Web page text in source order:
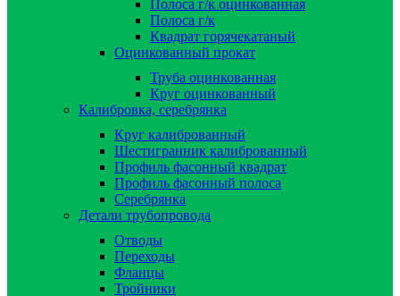
Полоса г/к оцинкованная
Полоса г/к
Квадрат горячекатаный
Оцинкованный прокат
Труба оцинкованная
Круг оцинкованный
Калибровка, серебрянка
Круг калиброванный
Шестигранник калиброванный
Профиль фасонный квадрат
Профиль фасонный полоса
Серебрянка
Детали трубопровода
Отводы
Переходы
Фланцы
Тройники